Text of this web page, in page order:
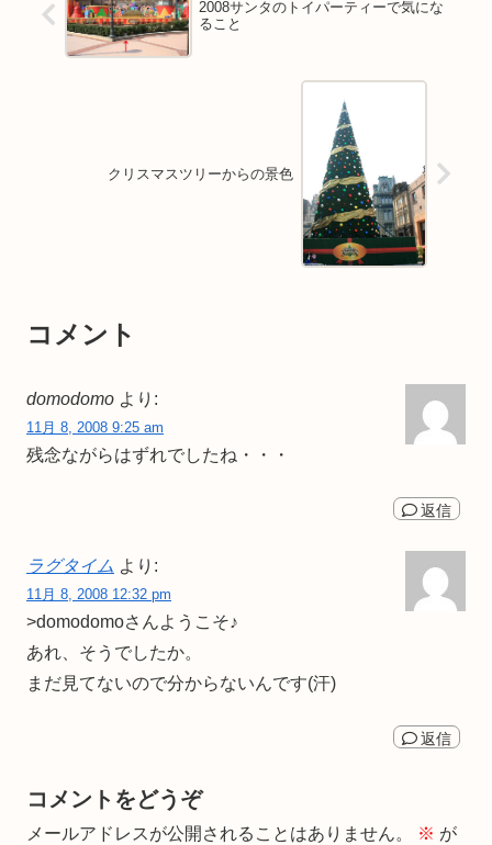
2008サンタのトイパーティーで気にな
ること
クリスマスツリーからの景色
コメント
domodomo より:
11月 8, 2008 9:25 am
残念ながらはずれでしたね・・・
返信
ラグタイム より:
11月 8, 2008 12:32 pm
>domodomoさんようこそ♪
あれ、そうでしたか。
まだ見てないので分からないんです(汗)
返信
コメントをどうぞ
メールアドレスが公開されることはありません。 ※ が